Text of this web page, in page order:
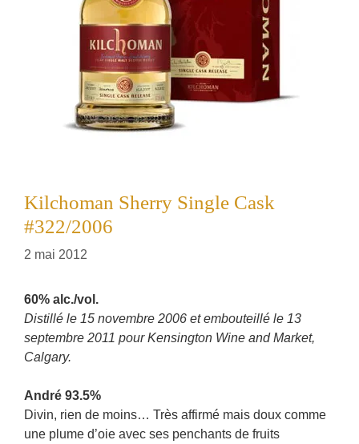
Kilchoman Sherry Single Cask
#322/2006
2 mai 2012
60% alc./vol.
Distillé le 15 novembre 2006 et embouteillé le 13
septembre 2011 pour Kensington Wine and Market,
Calgary.
André 93.5%
Divin, rien de moins… Très affirmé mais doux comme
une plume d’oie avec ses penchants de fruits